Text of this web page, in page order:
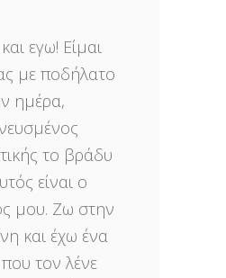
και εγω! Είμαι
με ποδήλατο
ημέρα,
το βράδυ
είναι ο
μου. Ζω στην
και έχω ένα
τον λένε